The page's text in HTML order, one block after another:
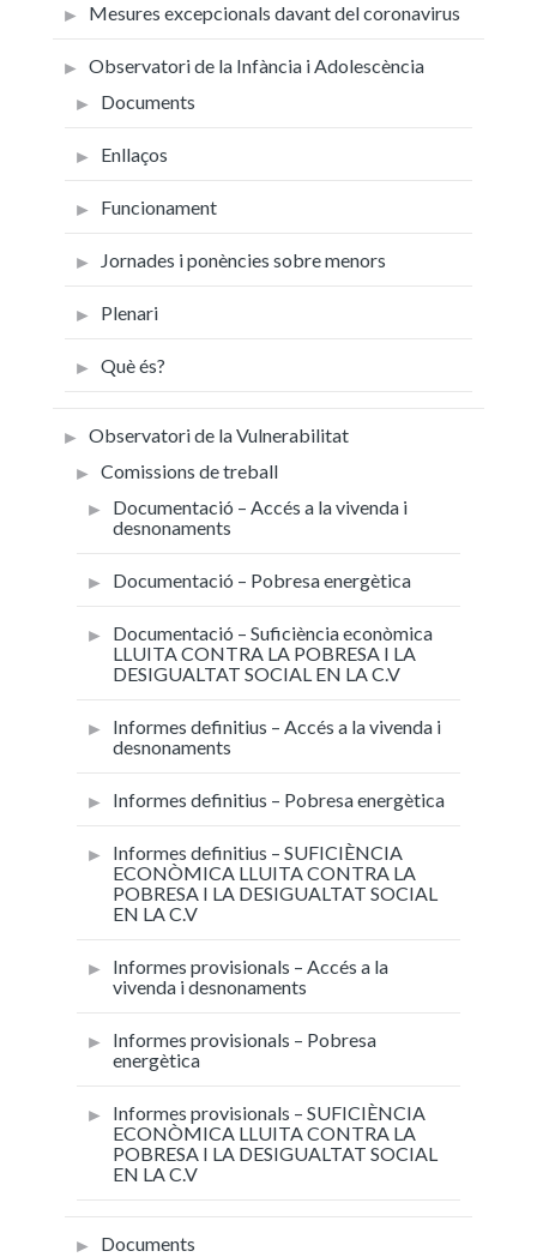
Mesures excepcionals davant del coronavirus
Observatori de la Infància i Adolescència
Documents
Enllaços
Funcionament
Jornades i ponències sobre menors
Plenari
Què és?
Observatori de la Vulnerabilitat
Comissions de treball
Documentació – Accés a la vivenda i
desnonaments
Documentació – Pobresa energètica
Documentació – Suficiència econòmica
LLUITA CONTRA LA POBRESA I LA
DESIGUALTAT SOCIAL EN LA C.V
Informes definitius – Accés a la vivenda i
desnonaments
Informes definitius – Pobresa energètica
Informes definitius – SUFICIÈNCIA
ECONÒMICA LLUITA CONTRA LA
POBRESA I LA DESIGUALTAT SOCIAL
EN LA C.V
Informes provisionals – Accés a la
vivenda i desnonaments
Informes provisionals – Pobresa
energètica
Informes provisionals – SUFICIÈNCIA
ECONÒMICA LLUITA CONTRA LA
POBRESA I LA DESIGUALTAT SOCIAL
EN LA C.V
Documents